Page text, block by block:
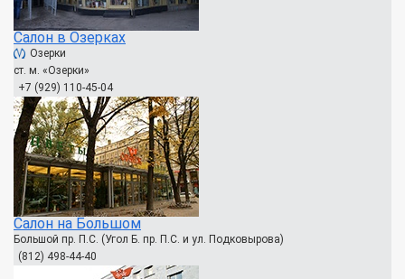
Салон в Озерках
Озерки
ст. м. «Озерки»
+7 (929) 110-45-04
Салон на Большом
Большой пр. П.С. (Угол Б. пр. П.С. и ул. Подковырова)
(812) 498-44-40